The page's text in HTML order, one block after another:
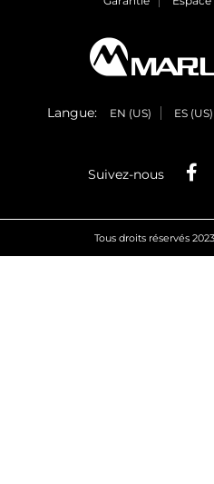
Langue: EN (US) ES (US)
Suivez-nous
Tous droits réservés